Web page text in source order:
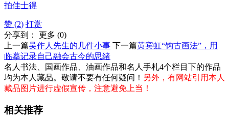
拍佳士得
赞 (2) 打赏
分享到： 更多 (0)
上一篇吴作人先生的几件小事 下一篇黄宾虹“钩古画法”，用
临摹记录自己融会古今的思绪
名人书法、国画作品、油画作品和名人手札4个栏目下的作品
均为本人藏品。敬请不要有任何疑问！ 另外，有网站引用本人
藏品图片进行虚假宣传，注意避免上当！
相关推荐